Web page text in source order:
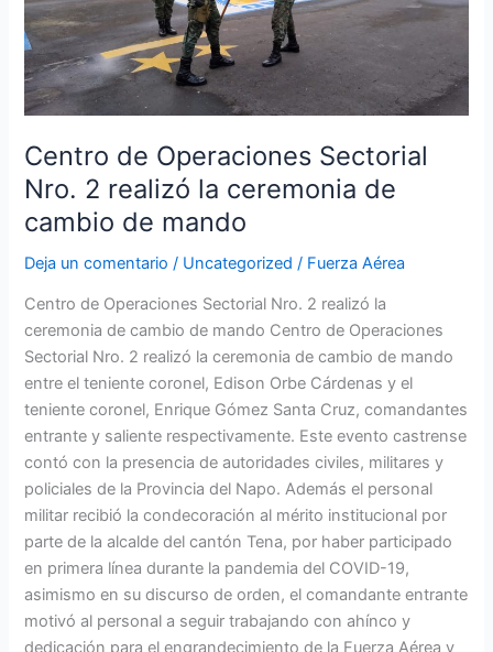
Centro de Operaciones Sectorial
Nro. 2 realizó la ceremonia de
cambio de mando
Deja un comentario / Uncategorized / Fuerza Aérea
Centro de Operaciones Sectorial Nro. 2 realizó la
ceremonia de cambio de mando Centro de Operaciones
Sectorial Nro. 2 realizó la ceremonia de cambio de mando
entre el teniente coronel, Edison Orbe Cárdenas y el
teniente coronel, Enrique Gómez Santa Cruz, comandantes
entrante y saliente respectivamente. Este evento castrense
contó con la presencia de autoridades civiles, militares y
policiales de la Provincia del Napo. Además el personal
militar recibió la condecoración al mérito institucional por
parte de la alcalde del cantón Tena, por haber participado
en primera línea durante la pandemia del COVID-19,
asimismo en su discurso de orden, el comandante entrante
motivó al personal a seguir trabajando con ahínco y
dedicación para el engrandecimiento de la Fuerza Aérea y
2
realizó
la
ceremonia
de
cambio
de
mando